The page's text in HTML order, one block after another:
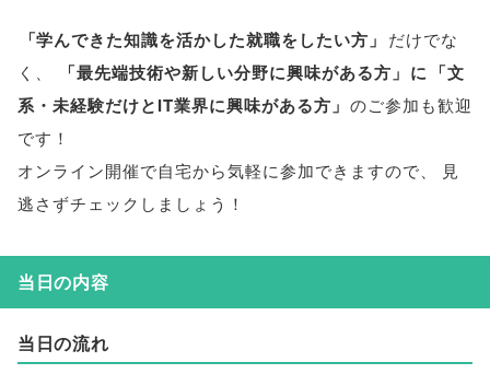
「学んできた知識を活かした就職をしたい方 」 だけでな
く 、 「最先端技術や新しい分野に興味がある方 」 に 「文
系・未経験だけとIT業界に興味がある方 」 のご参加も歓迎
です！
オンライン開催で自宅から気軽に参加できますので、
見
逃さずチェックしましょう！
当日の内容
当日の流れ